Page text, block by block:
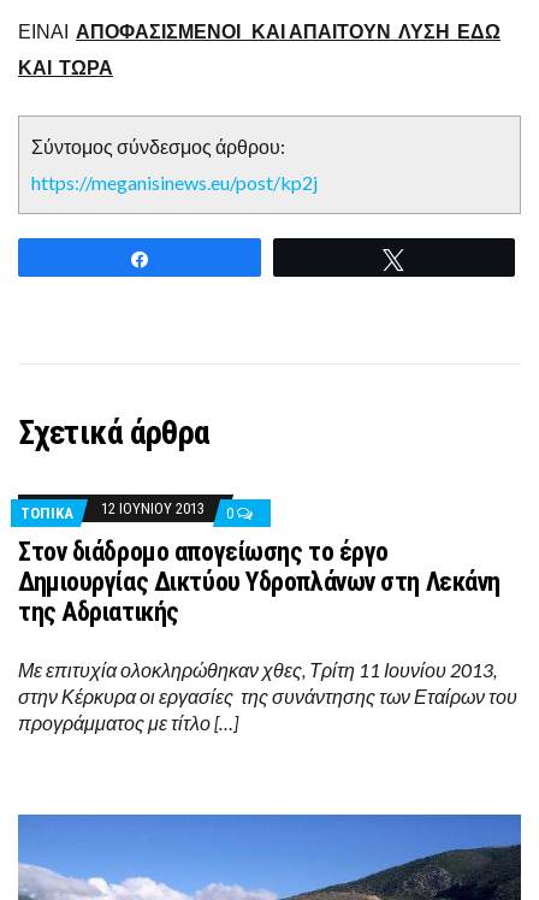
ΕΙΝΑΙ ΑΠΟΦΑΣΙΣΜΕΝΟΙ ΚΑΙ ΑΠΑΙΤΟΥΝ ΛΥΣΗ ΕΔΩ
ΚΑΙ ΤΩΡΑ
Σύντομος σύνδεσμος άρθρου:
https://meganisinews.eu/post/kp2j
Σχετικά άρθρα
ΤΟΠΙΚΑ 12 ΙΟΥΝΊΟΥ 2013 0
Στον διάδρομο απογείωσης το έργο
Δημιουργίας Δικτύου Υδροπλάνων στη Λεκάνη
της Αδριατικής
Με επιτυχία ολοκληρώθηκαν χθες, Τρίτη 11 Ιουνίου 2013,
στην Κέρκυρα οι εργασίες της συνάντησης των Εταίρων του
προγράμματος με τίτλο […]